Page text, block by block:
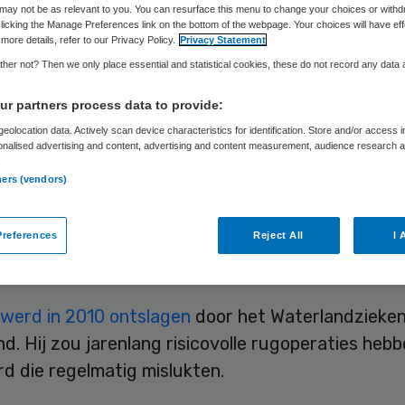
Ministerie (OM) in Haarlem doet nader
om de omstreden orthopedisch
strafrechtelijk te vervolgen. Justitie laat hiervoor
onafhankelijke orthopeed kijken naar 12
missers van De Bruin, zo meldde een
werd in 2010 ontslagen door het
Hij zou jarenlang risicovolle rugoperaties
die regelmatig mislukten.
not be as relevant to you. You can resurface this menu to change your choices or
the Manage Preferences link on the bottom of the webpage. Your choices will have
details, refer to our Privacy Policy. Privacy Statement
not? Then we only place essential and statistical cookies, these do not record any data
partners process data to provide:
data. Actively scan device characteristics for identification. Store and/or access
advertising and content, advertising and content measurement, audience research
(vendors)
Reject All I